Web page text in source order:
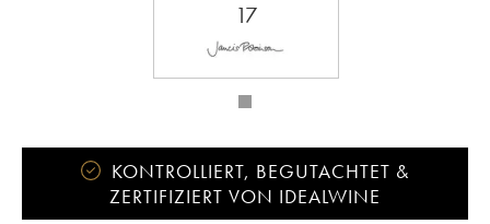
17
KONTROLLIERT, BEGUTACHTET &
ZERTIFIZIERT VON IDEALWINE